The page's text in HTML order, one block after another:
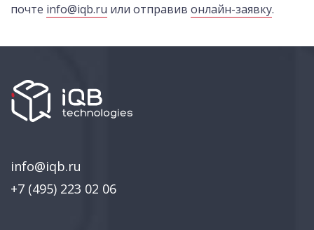
почте info@iqb.ru или отправив онлайн-заявку.
info@iqb.ru
+7 (495) 223 02 06